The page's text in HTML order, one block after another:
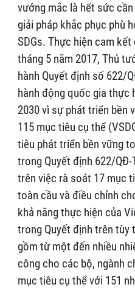
vướng mắc là hết sức
giải pháp khắc phục phù
SDGs. Thực hiện cam
tháng 5 năm 2017, Thủ
hành Quyết định số 622/
hành động quốc gia thực
2030 vì sự phát triển bền
115 mục tiêu cụ thể
tiêu phát triển bền vững
trong Quyết định 622/
trên việc rà soát 17 mục
toàn cầu và điều chỉnh
khả năng thực hiện của
trong Quyết định trên tùy
gồm từ một đến nhiều
công cho các bộ, ngành
mục tiêu cụ thể với 151